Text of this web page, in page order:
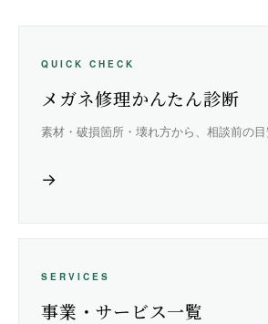
QUICK CHECK
メガネ修理かんたん診断
素材・破損箇所・壊れ方から、相談前の
→
SERVICES
事業・サービス一覧